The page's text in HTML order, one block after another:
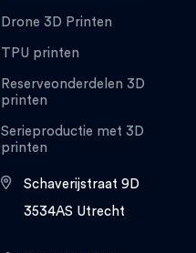
Drone 3D Printen
TPU printen
Reserveonderdelen 3D
printen
Serieproductie met 3D
printen
Schaverijstraat 9D
3534AS Utrecht